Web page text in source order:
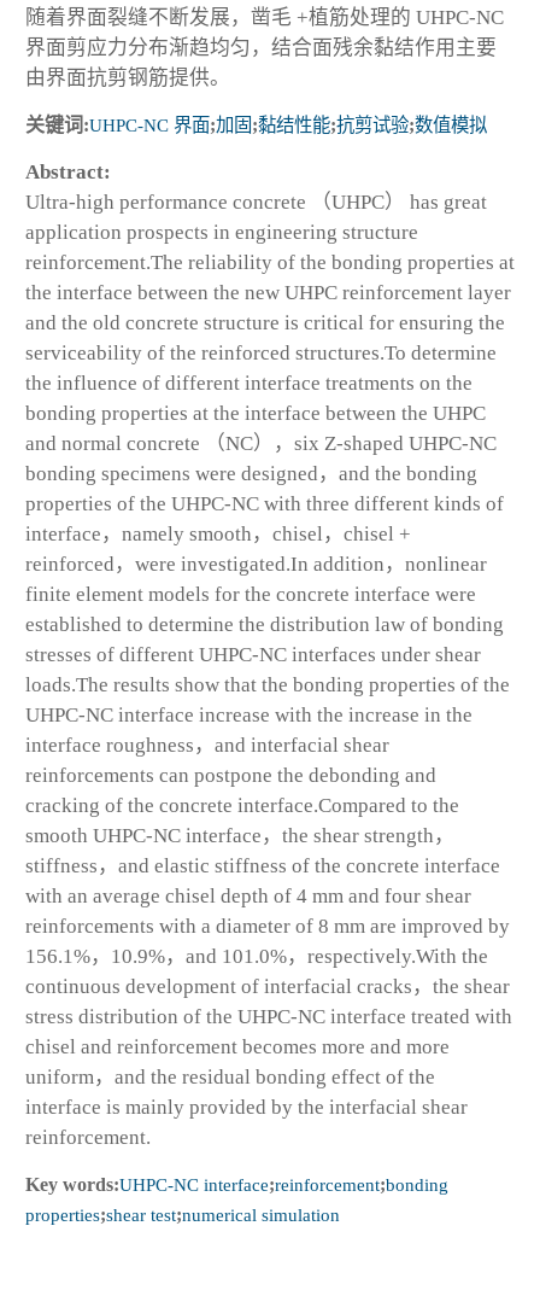
随着界面裂缝不断发展，凿毛 +植筋处理的 UHPC-NC
界面剪应力分布渐趋均匀，结合面残余黏结作用主要
由界面抗剪钢筋提供。
关键词:UHPC-NC 界面;加固 ;黏结性能;抗剪试验;数值模拟
Abstract:
Ultra-high performance concrete （UHPC） has great
application prospects in engineering structure
reinforcement.The reliability of the bonding properties at
the interface between the new UHPC reinforcement layer
and the old concrete structure is critical for ensuring the
serviceability of the reinforced structures.To determine
the influence of different interface treatments on the
bonding properties at the interface between the UHPC
and normal concrete （NC），six Z-shaped UHPC-NC
bonding specimens were designed，and the bonding
properties of the UHPC-NC with three different kinds of
interface，namely smooth，chisel，chisel +
reinforced，were investigated.In addition，nonlinear
finite element models for the concrete interface were
established to determine the distribution law of bonding
stresses of different UHPC-NC interfaces under shear
loads.The results show that the bonding properties of the
UHPC-NC interface increase with the increase in the
interface roughness，and interfacial shear
reinforcements can postpone the debonding and
cracking of the concrete interface.Compared to the
smooth UHPC-NC interface，the shear strength，
stiffness，and elastic stiffness of the concrete interface
with an average chisel depth of 4 mm and four shear
reinforcements with a diameter of 8 mm are improved by
156.1%，10.9%，and 101.0%，respectively.With the
continuous development of interfacial cracks，the shear
stress distribution of the UHPC-NC interface treated with
chisel and reinforcement becomes more and more
uniform，and the residual bonding effect of the
interface is mainly provided by the interfacial shear
reinforcement.
Key words:UHPC-NC interface;reinforcement;bonding
properties;shear test;numerical simulation